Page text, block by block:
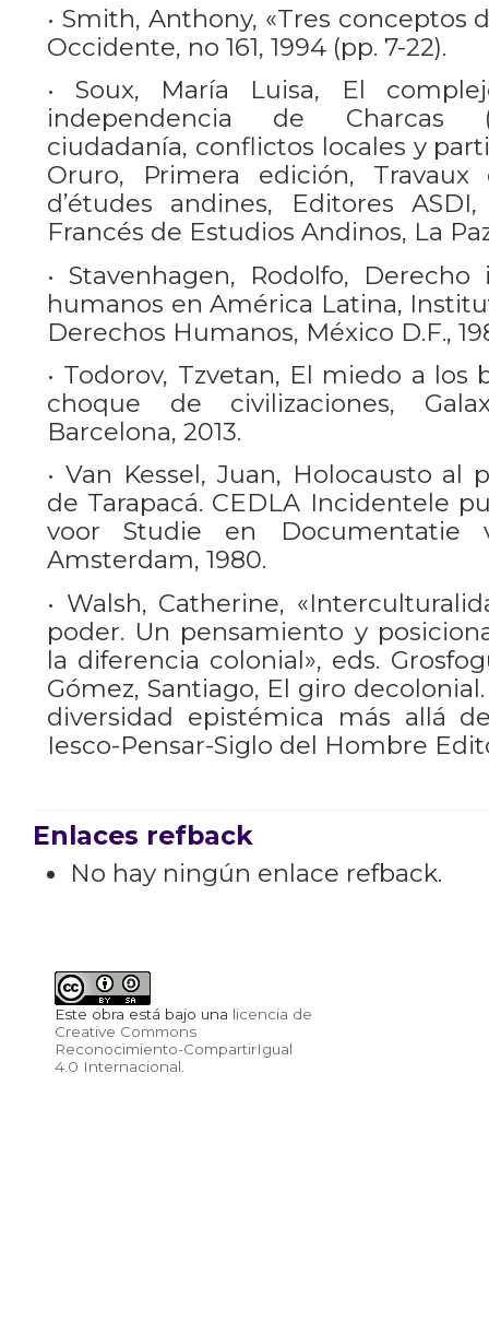
• Smith, Anthony, «Tres conceptos
Occidente, no 161, 1994 (pp. 7-22).
• Soux, María Luisa, El
independencia de Charcas
ciudadanía, conflictos locales y
Oruro, Primera edición, Travaux
d’études andines, Editores
Francés de Estudios Andinos, La
• Stavenhagen, Rodolfo,
humanos en América Latina,
Derechos Humanos, México D.F.,
• Todorov, Tzvetan, El miedo a los
choque de civilizaciones,
Barcelona, 2013.
• Van Kessel, Juan, Holocausto al
de Tarapacá. CEDLA Incidentele
voor Studie en Documentatie
Amsterdam, 1980.
• Walsh, Catherine,
poder. Un pensamiento y
la diferencia colonial», eds.
Gómez, Santiago, El giro
diversidad epistémica más allá
Iesco-Pensar-Siglo del Hombre
Enlaces refback
No hay ningún enlace refback.
Este obra está bajo una licencia de
Creative Commons
Reconocimiento-CompartirIgual
4.0 Internacional